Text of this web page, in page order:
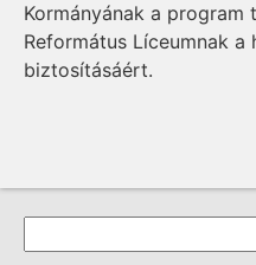
Kormányának a
Református Líceumnak a
biztosításáért.
Keresés űrlap